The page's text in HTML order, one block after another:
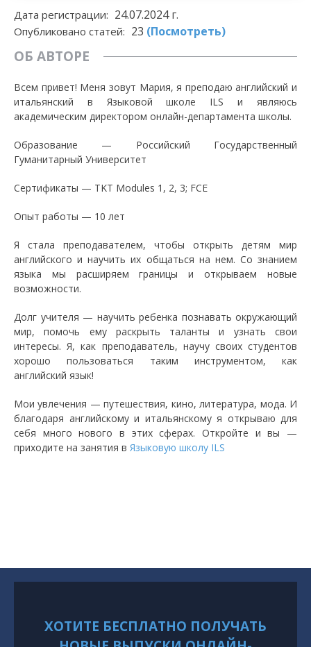
Дата регистрации: 24.07.2024 г.
Опубликовано статей: 23 (Посмотреть)
ОБ АВТОРЕ
Всем привет! Меня зовут Мария, я преподаю английский и
итальянский в Языковой школе ILS и являюсь
академическим директором онлайн-департамента школы.
Образование — Российский Государственный
Гуманитарный Университет
Сертификаты — TKT Modules 1, 2, 3; FCE
Опыт работы — 10 лет
Я стала преподавателем, чтобы открыть детям мир
английского и научить их общаться на нем. Со знанием
языка мы расширяем границы и открываем новые
возможности.
Долг учителя — научить ребенка познавать окружающий
мир, помочь ему раскрыть таланты и узнать свои
интересы. Я, как преподаватель, научу своих студентов
хорошо пользоваться таким инструментом, как
английский язык!
Мои увлечения — путешествия, кино, литература, мода. И
благодаря английскому и итальянскому я открываю для
себя много нового в этих сферах. Откройте и вы —
приходите на занятия в Языковую школу ILS
ХОТИТЕ БЕСПЛАТНО ПОЛУЧАТЬ